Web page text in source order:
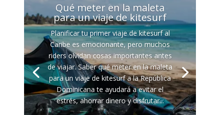
Qué meter en la maleta
para un viaje de kitesurf
Planificar tu primer viaje de kitesurf al
Caribe es emocionante, pero muchos
riders olvidan cosas importantes antes
de viajar. Saber qué meter en la maleta
para un viaje de kitesurf a la República
Dominicana te ayudará a evitar el
estrés, ahorrar dinero y disfrutar...